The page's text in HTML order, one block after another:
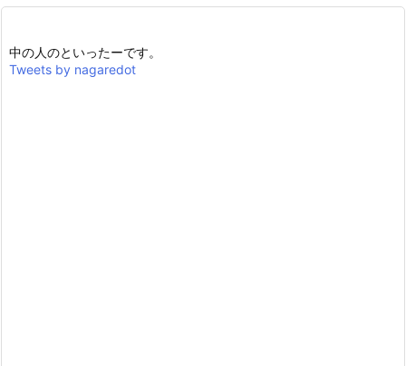
中の人のといったーです。
Tweets by nagaredot